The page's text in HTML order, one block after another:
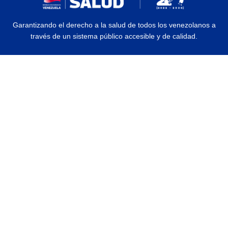
Garantizando el derecho a la salud de todos los venezolanos a
través de un sistema público accesible y de calidad.